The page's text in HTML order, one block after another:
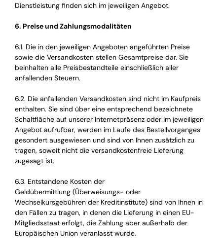
Dienstleistung finden sich im jeweiligen Angebot.
6. Preise und Zahlungsmodalitäten
6.1. Die in den jeweiligen Angeboten angeführten Preise
sowie die Versandkosten stellen Gesamtpreise dar. Sie
beinhalten alle Preisbestandteile einschließlich aller
anfallenden Steuern.
6.2. Die anfallenden Versandkosten sind nicht im Kaufpreis
enthalten. Sie sind über eine entsprechend bezeichnete
Schaltfläche auf unserer Internetpräsenz oder im jeweiligen
Angebot aufrufbar, werden im Laufe des Bestellvorganges
gesondert ausgewiesen und sind von Ihnen zusätzlich zu
tragen, soweit nicht die versandkostenfreie Lieferung
zugesagt ist.
6.3. Entstandene Kosten der
Geldübermittlung (Überweisungs- oder
Wechselkursgebühren der Kreditinstitute) sind von Ihnen in
den Fällen zu tragen, in denen die Lieferung in einen EU-
Mitgliedsstaat erfolgt, die Zahlung aber außerhalb der
Europäischen Union veranlasst wurde.